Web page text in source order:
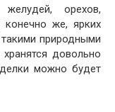
орехов,
конечно же, ярких
такими природными
довольно
можно будет